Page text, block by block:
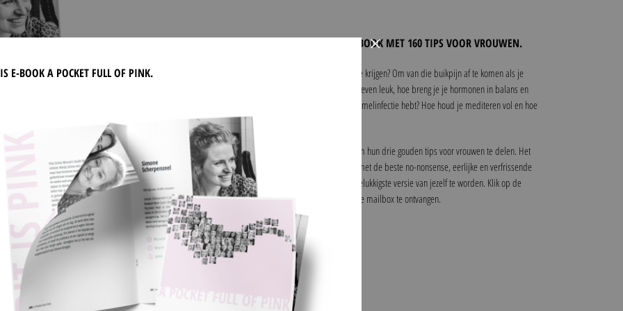
DOWNLOAD ONS GRATIS E-BOOK MET 160 TIPS VOOR VROUWEN.
Wat kun je doen om meer energie te krijgen? Om van die buikpijn af te komen als je
ongesteld bent, hoe houd je je seksleven leuk, hoe breng je je hormonen in balans en
wat doe je als je een vaginale schimmelinfectie hebt? Hoe houd je mediteren vol en hoe
verminder je stress?
We vroegen meer dan 55 experts om hun drie gouden tips voor vrouwen te delen. Het
resultaat is een compleet overzicht met de beste no-nonsense, eerlijke en verfrissende
tips om de mooiste, gezondste en gelukkigste versie van jezelf te worden. Klik op de
button hieronder om het e-book in je mailbox te ontvangen.
DOWNLOAD PDF (GRATIS)
×
E-BOOK A POCKET FULL OF PINK.